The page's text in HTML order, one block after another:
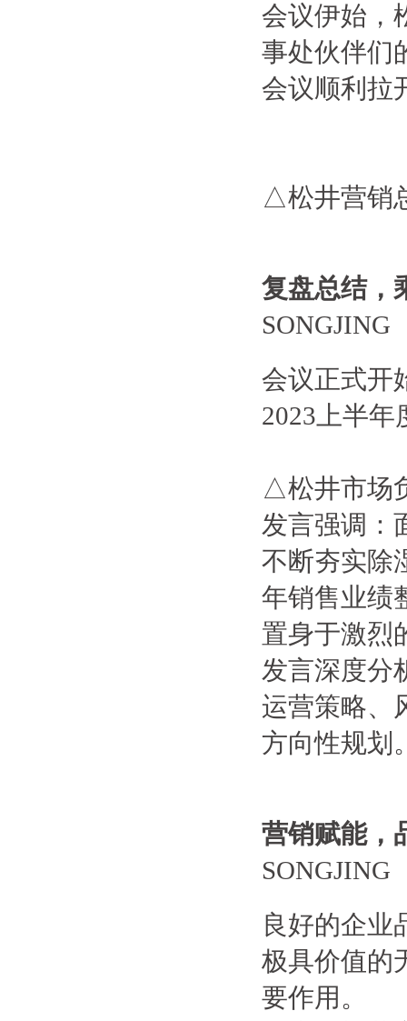
会议伊始，
事处伙伴们
会议顺利拉
△松井营销
复盘总结，
SONGJING
会议正式开
2023上半
△松井市场
发言强调：
不断夯实除
年销售业绩
置身于激烈
发言深度分
运营策略、
方向性规划
营销赋能，
SONGJING
良好的企业
极具价值的
要作用。